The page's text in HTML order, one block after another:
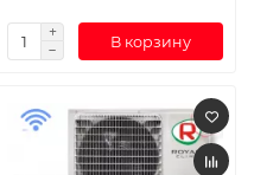
В корзину